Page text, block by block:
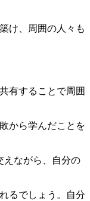
け、周囲の人々も
有することで周囲
から学んだことを
えながら、自分の
るでしょう。自分